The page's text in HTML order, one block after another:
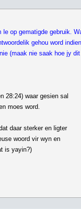
op gematigde gebruik.
gehou word
(maak nie saak hoe jy dit
28:24) waar gesien sal
moes word.
daar sterker en ligter
woord vir wyn en
is yayin?)